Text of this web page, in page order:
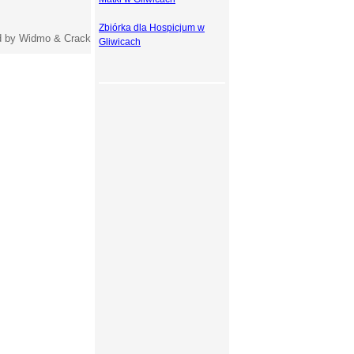
by Widmo & Crack
Zbiórka dla Hospicjum w
Gliwicach